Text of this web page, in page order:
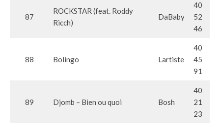
87
ROCKSTAR (feat. Roddy
Ricch)
DaBaby
40
52
46
88 Bolingo Lartiste
40
45
91
89 Djomb – Bien ou quoi Bosh
40
21
23